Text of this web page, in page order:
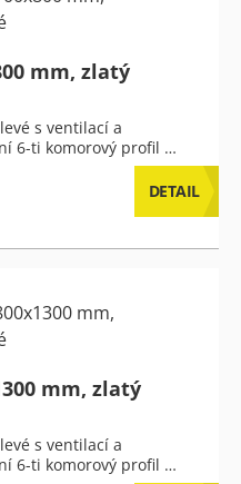
mm, zlatý
s ventilací a
6-ti komorový profil …
DETAIL
mm, zlatý
s ventilací a
6-ti komorový profil …